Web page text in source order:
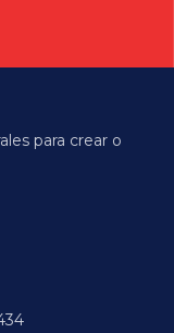
para crear o